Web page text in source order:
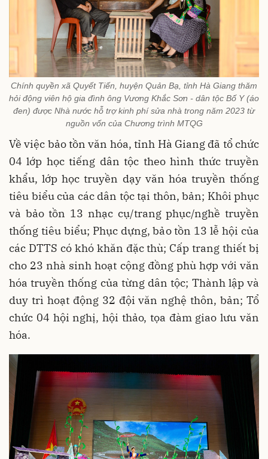
Chính quyền xã Quyết Tiến, huyện Quản Bạ, tỉnh Hà Giang thăm
hỏi động viên hộ gia đình ông Vương Khắc Sơn - dân tộc Bố Y (áo
đen) được Nhà nước hỗ trợ kinh phí sửa nhà trong năm 2023 từ
nguồn vốn của Chương trình MTQG
Về việc bảo tồn văn hóa, tỉnh Hà Giang đã tổ chức
04 lớp học tiếng dân tộc theo hình thức truyền
khẩu, lớp học truyền dạy văn hóa truyền thống
tiêu biểu của các dân tộc tại thôn, bản; Khôi phục
và bảo tồn 13 nhạc cụ/trang phục/nghề truyền
thống tiêu biểu; Phục dựng, bảo tồn 13 lễ hội của
các DTTS có khó khăn đặc thù; Cấp trang thiết bị
cho 23 nhà sinh hoạt cộng đồng phù hợp với văn
hóa truyền thống của từng dân tộc; Thành lập và
duy trì hoạt động 32 đội văn nghệ thôn, bản; Tổ
chức 04 hội nghị, hội thảo, tọa đàm giao lưu văn
hóa.